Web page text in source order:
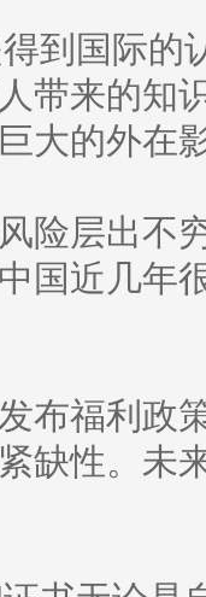
国际的
带来的知
大的外在
层出不穷
国近几年
福利政策
缺性。未